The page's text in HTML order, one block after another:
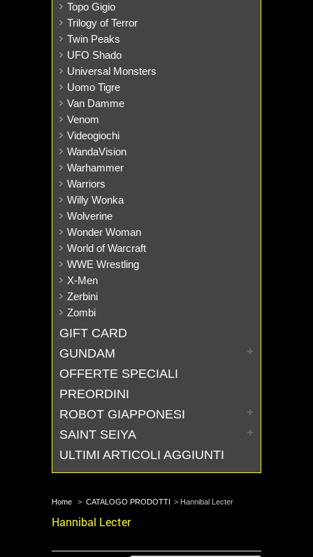
Topo Gigio
Trilogy of Terror
Twin Peaks
UFO Shado
Universal Monsters
Uomo Tigre
Van Damme
Venom
Videogiochi
WandaVision
Warhammer
Warriors
Willy Wonka
Wolverine
Wonder Woman
World of Warcraft
WWE Wrestling
X-Men
Zerbini
Zombi
GIFT CARD
GUNDAM
OFFERTE SPECIALI
PREORDINI
ROBOT GIAPPONESI
SAINT SEIYA
ULTIMI ARTICOLI AGGIUNTI
Home > CATALOGO PRODOTTI > Hannibal Lecter
Hannibal Lecter